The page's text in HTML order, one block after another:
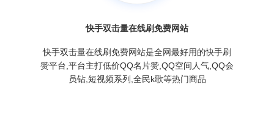
快手双击量在线刷免费网站
快手双击量在线刷免费网站是全网最好用的快手刷
赞平台,平台主打低价QQ名片赞,QQ空间人气,QQ会
员钻,短视频系列,全民k歌等热门商品